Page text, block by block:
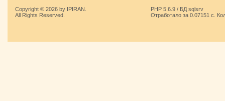
Copyright © 2026 by IPIRAN.
All Rights Reserved.
PHP 5.6.9 / БД sqlsrv
Отработало за 0.07151 с.